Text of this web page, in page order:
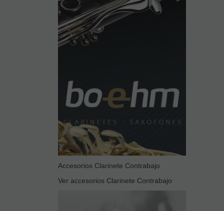
Accesorios Clarinete Contrabajo
Ver accesorios Clarinete Contrabajo